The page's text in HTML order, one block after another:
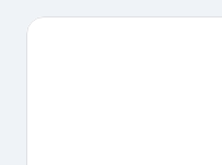
Place Jacques Chirac (plaza).